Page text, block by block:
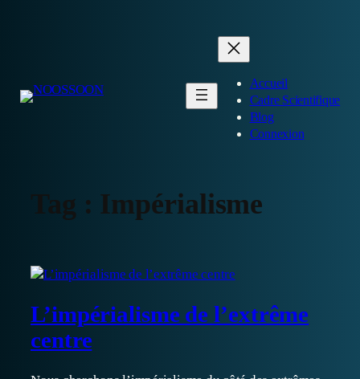
Accueil
Cadre Scientifique
Blog
Connexion
Tag : Impérialisme
L’impérialisme de l’extrême
centre